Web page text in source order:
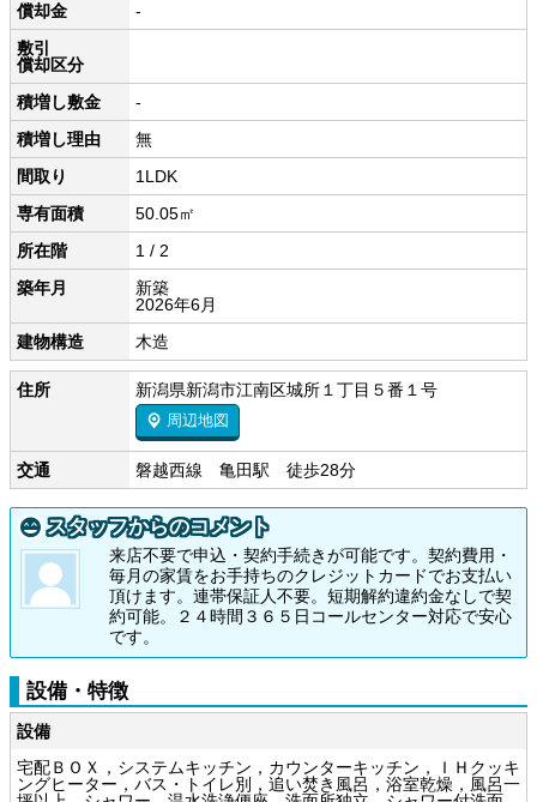
償却金
-
敷引
償却区分
積増し敷金
-
積増し理由
無
間取り
1LDK
専有面積
50.05㎡
所在階
1 / 2
築年月
新築
2026年6月
建物構造
木造
住所 新潟県新潟市江南区城所１丁目５番１号
周辺地図
交通 磐越西線 亀田駅 徒歩28分
スタッフからのコメント
来店不要で申込・契約手続きが可能です。契約費用・
毎月の家賃をお手持ちのクレジットカードでお支払い
頂けます。連帯保証人不要。短期解約違約金なしで契
約可能。２４時間３６５日コールセンター対応で安心
です。
設備・特徴
設備
宅配ＢＯＸ，システムキッチン，カウンターキッチン，ＩＨクッキ
ングヒーター，バス・トイレ別，追い焚き風呂，浴室乾燥，風呂一